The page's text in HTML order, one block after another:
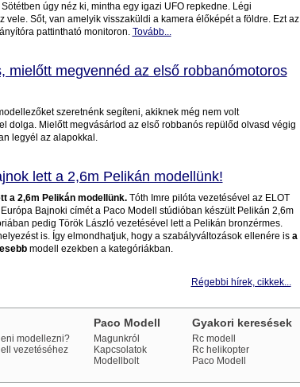
úgy néz ki, mintha egy igazi UFO repkedne. Légi
vele. Sőt, van amelyik visszaküldi a kamera élőképét a földre. Ezt az
pattintható monitoron. Tovább...
mielőtt megvennéd az első robbanómotoros
szeretnénk segíteni, akiknek még nem volt
dolga. Mielőtt megvásárlod az első robbanós repülőd olvasd végig
legyél az alapokkal.
lett a 2,6m Pelikán modellünk!
a 2,6m Pelikán modellünk.Tóth Imre pilóta vezetésével az ELOT
Bajnoki címét a Paco Modell stúdióban készült Pelikán 2,6m
pedig Török László vezetésével lett a Pelikán bronzérmes.
is. Így elmondhatjuk, hogy a szabályváltozások ellenére is a
modell ezekben a kategóriákban.
Régebbi hírek, cikkek...
modellezni?
vezetéséhez
Paco Modell
Magunkról
Kapcsolatok
Modellbolt
Gyakori keresések
Rc modell
Rc helikopter
Paco Modell